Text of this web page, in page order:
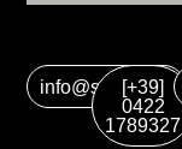
info@suonica.it
[+39]
0422
1789327